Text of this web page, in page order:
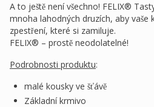
A to ještě není všechno! FELIX®
mnoha lahodných druzích, aby vaše
zpestření, které si zamiluje.
FELIX® – prostě neodolatelné!
Podrobnosti produktu:
malé kousky ve šťávě
Základní krmivo